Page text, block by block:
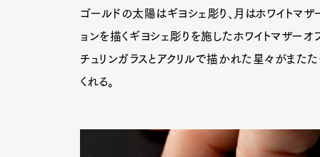
ゴールドの太陽はギヨシェ彫り、月はホワイトマ
ョンを描くギヨシェ彫りを施したホワイトマザー
チュリンガラスとアクリルで描かれた星々がまた
くれる。